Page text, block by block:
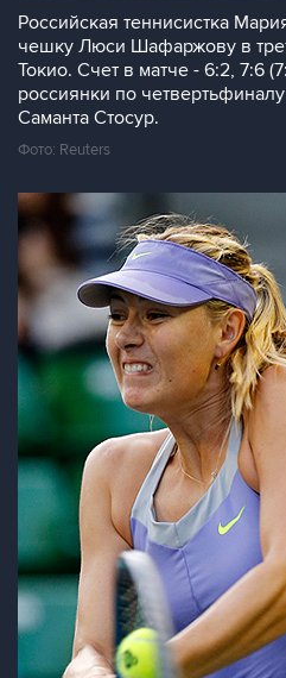
Российская теннисистка
чешку Люси Шафаржову в
Токио. Счет в матче - 6:2, 7:6
россиянки по четвертьфиналу
Саманта Стосур.
Фото: Reuters